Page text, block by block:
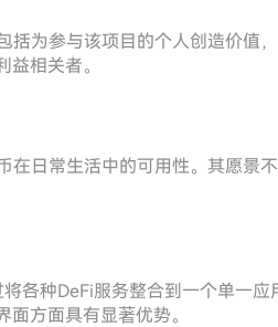
括为参与该项目的个人创造价值
相关者。
在日常生活中的可用性。其愿景
各种DeFi服务整合到一个单一
方面具有显著优势。